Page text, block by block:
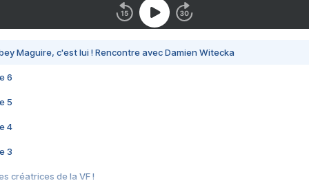
Maguire, c'est lui ! Rencontre avec Damien Witecka
6
5
4
3
créatrices de la VF !